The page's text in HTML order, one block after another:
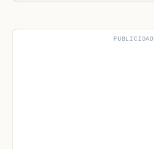
PUBLICIDAD